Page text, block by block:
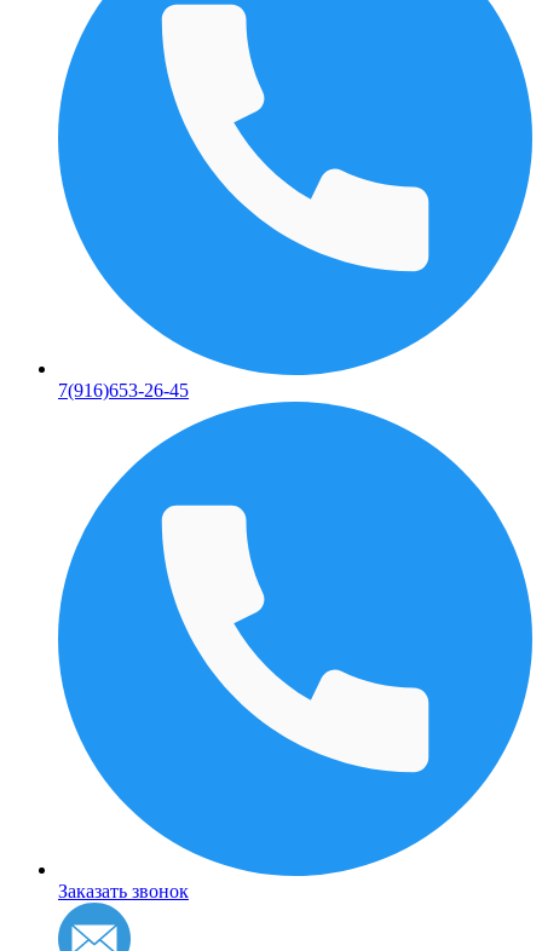
7(916)653-26-45
Заказать звонок